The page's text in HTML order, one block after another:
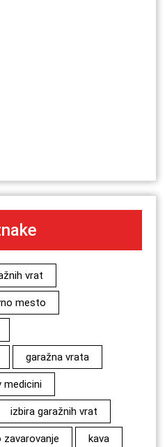
vrat
mesto
garažna vrata
medicini
izbira garažnih vrat
zavarovanje kava